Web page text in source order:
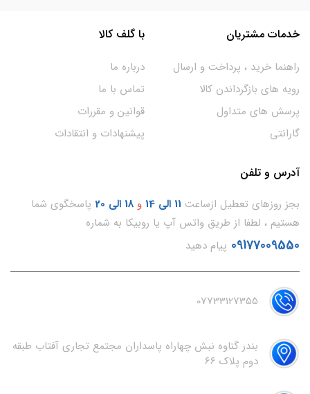
خدمات مشتریان
راهنما خرید ، پرداخت و ارسال
رویه های بازگرداندن کالا
پرسش های متداول
گارانتی
با گلف کالا
درباره ما
تماس با ما
قوانین و مقررات
پیشنهادات و انتقادات
آدرس و تلفن
بجز روزهای تعطیل ازساعت 11 الی 14 و 18 الی 20
پاسخگوی شما
هستیم ، لطفا از طریق واتس آپ یا روبیکا به شماره
09177009550 پیام دهید
07733127355
بندر گناوه نبش چهاراه پاسداران مجتمع تجاری آفتاب طبقه
دوم پلاک 66